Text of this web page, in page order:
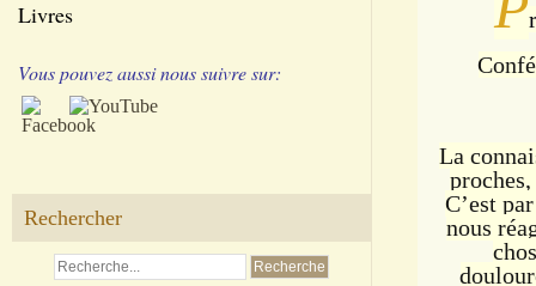
Livres
Vous pouvez aussi nous suivre sur:
Rechercher
La
C’est
nous